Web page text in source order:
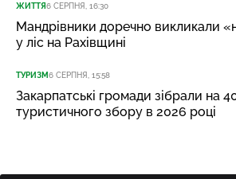
ЖИТТЯ6 СЕРПНЯ, 16:30
Мандрівники доречно викликали
у ліс на Рахівщині
ТУРИЗМ6 СЕРПНЯ, 15:58
Закарпатські громади зібрали на
туристичного збору в 2026 році